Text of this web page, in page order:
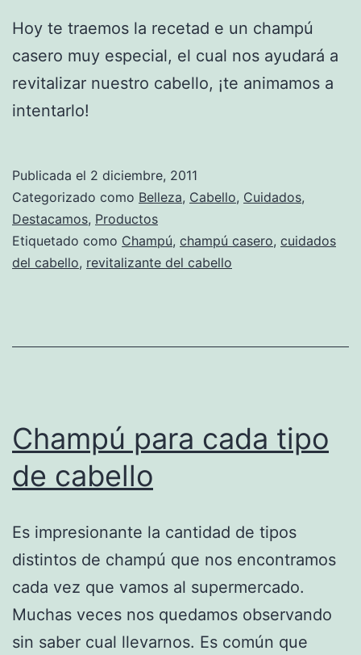
Hoy te traemos la recetad e un champú
casero muy especial, el cual nos ayudará a
revitalizar nuestro cabello, ¡te animamos a
intentarlo!
Publicada el 2 diciembre, 2011
Categorizado como Belleza, Cabello, Cuidados,
Destacamos, Productos
Etiquetado como Champú, champú casero, cuidados
del cabello, revitalizante del cabello
Champú para cada tipo
de cabello
Es impresionante la cantidad de tipos
distintos de champú que nos encontramos
cada vez que vamos al supermercado.
Muchas veces nos quedamos observando
sin saber cual llevarnos. Es común que